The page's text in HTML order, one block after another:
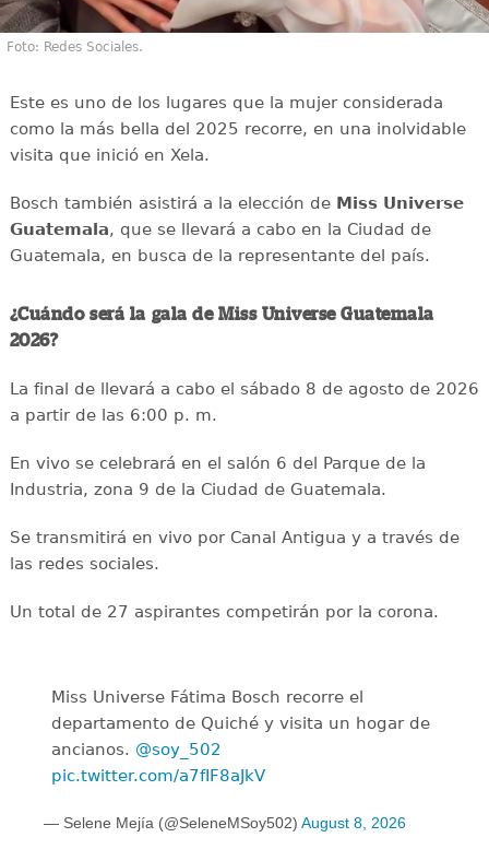
Foto: Redes Sociales.
Este es uno de los lugares que la mujer considerada
como la más bella del 2025 recorre, en una inolvidable
visita que inició en Xela.
Bosch también asistirá a la elección deMiss Universe
Guatemala, que se llevará a cabo en la Ciudad de
Guatemala, en busca de la representante del país.
¿Cuándo será la gala de Miss Universe Guatemala
2026?
La final de llevará a cabo el sábado 8 de agosto de 2026
a partir de las 6:00 p. m.
En vivo se celebrará en el salón 6 del Parque de la
Industria, zona 9 de la Ciudad de Guatemala.
Se transmitirá en vivo por Canal Antigua y a través de
las redes sociales.
Un total de 27 aspirantes competirán por la corona.
Miss Universe Fátima Bosch recorre el
departamento de Quiché y visita un hogar de
ancianos. @soy_502
pic.twitter.com/a7fIF8aJkV
— Selene Mejía (@SeleneMSoy502) August 8, 2026